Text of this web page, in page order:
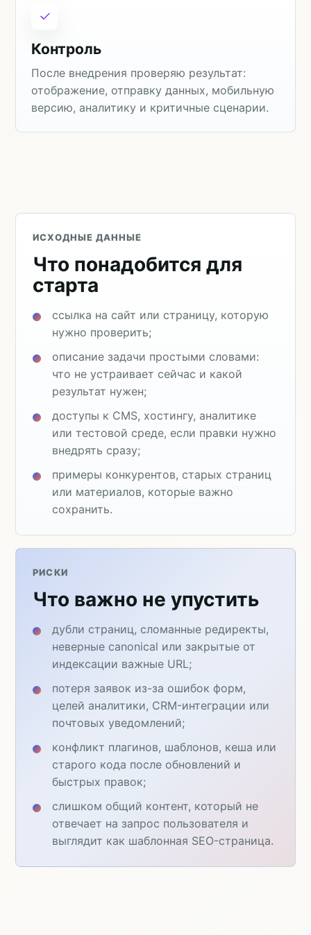
Контроль
После внедрения проверяю результат:
отображение, отправку данных, мобильную
версию, аналитику и критичные сценарии.
ИСХОДНЫЕ ДАННЫЕ
Что понадобится для
старта
ссылка на сайт или страницу, которую
нужно проверить;
описание задачи простыми словами:
что не устраивает сейчас и какой
результат нужен;
доступы к CMS, хостингу, аналитике
или тестовой среде, если правки нужно
внедрять сразу;
примеры конкурентов, старых страниц
или материалов, которые важно
сохранить.
РИСКИ
Что важно не упустить
дубли страниц, сломанные редиректы,
неверные canonical или закрытые от
индексации важные URL;
потеря заявок из-за ошибок форм,
целей аналитики, CRM-интеграции или
почтовых уведомлений;
конфликт плагинов, шаблонов, кеша или
старого кода после обновлений и
быстрых правок;
слишком общий контент, который не
отвечает на запрос пользователя и
выглядит как шаблонная SEO-страница.